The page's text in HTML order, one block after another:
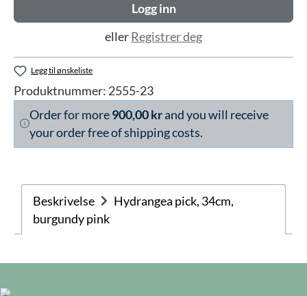
Logg inn
ellerRegistrer deg
Legg til ønskeliste
Produktnummer: 2555-23
Order for more900,00 krand you will receive
your order free of shipping costs.
Beskrivelse
Hydrangea pick, 34cm,
burgundy pink